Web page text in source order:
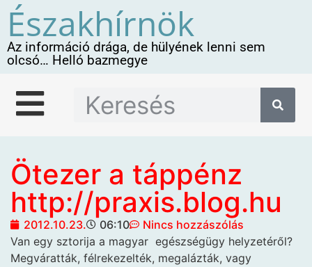
Északhírnök
Az információ drága, de hülyének lenni sem
olcsó… Helló bazmegye
Ötezer a táppénz
http://praxis.blog.hu
2012.10.23. 06:10
Nincs hozzászólás
Van egy sztorija a magyar egészségügy helyzetéről?
Megváratták, félrekezelték, megalázták, vagy